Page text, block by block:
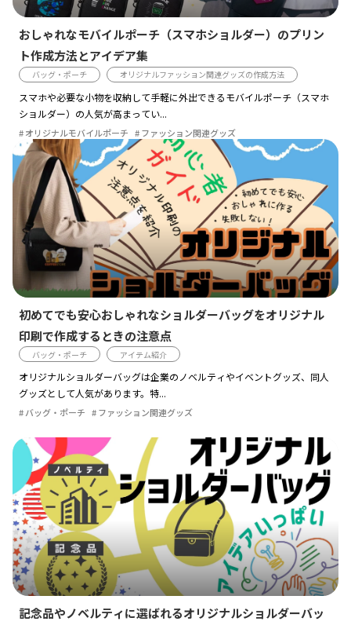
おしゃれなモバイルポーチ（スマホショルダー）のプリン
ト作成方法とアイデア集
バッグ・ポーチ オリジナルファッション関連グッズの作成方法
スマホや必要な小物を収納して手軽に外出できるモバイルポーチ（スマホ
ショルダー）の人気が高まってい...
オリジナルモバイルポーチ ファッション関連グッズ
初めてでも安心おしゃれなショルダーバッグをオリジナル
印刷で作成するときの注意点
バッグ・ポーチ アイテム紹介
オリジナルショルダーバッグは企業のノベルティやイベントグッズ、同人
グッズとして人気があります。特...
バッグ・ポーチ ファッション関連グッズ
記念品やノベルティに選ばれるオリジナルショルダーバッ